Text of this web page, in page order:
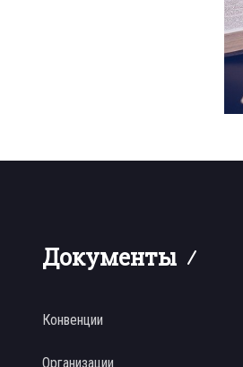
Документы
Конвенции
Организации